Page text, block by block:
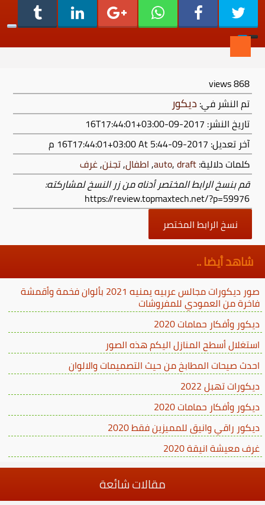
868
views
تم النشر في: ديكور
تاريخ النشر: 2017-09-16T17:44:01+03:00
آخر تعديل: 2017-09-16T17:44:01+03:00
At 5:44 م
كلمات دلالية:
auto,draft
,اطفال,تجنن,غرف
قم بنسخ الرابط المختصر أدناه من زر النسخ لمشاركته:
https://review.topmaxtech.net/?p=59976
نسخ الرابط المختصر
شاهد أيضا ..
صور ديكورات مجالس عربيه يمنيه 2021 بألوان فخمة وأقمشة
فاخرة من العمودي للمفروشات
ديكور وأفكار حمامات 2020
استغلال أسطح المنازل اليكم هذه الصور
احدث صيحات المطابخ من حيث التصميمات والالوان
ديكورات تهبل 2022
ديكور وأفكار حمامات 2020
ديكور راقي وانيق للمميزين فقط 2020
غرف معيشة انيقة 2020
مقالات شائعة